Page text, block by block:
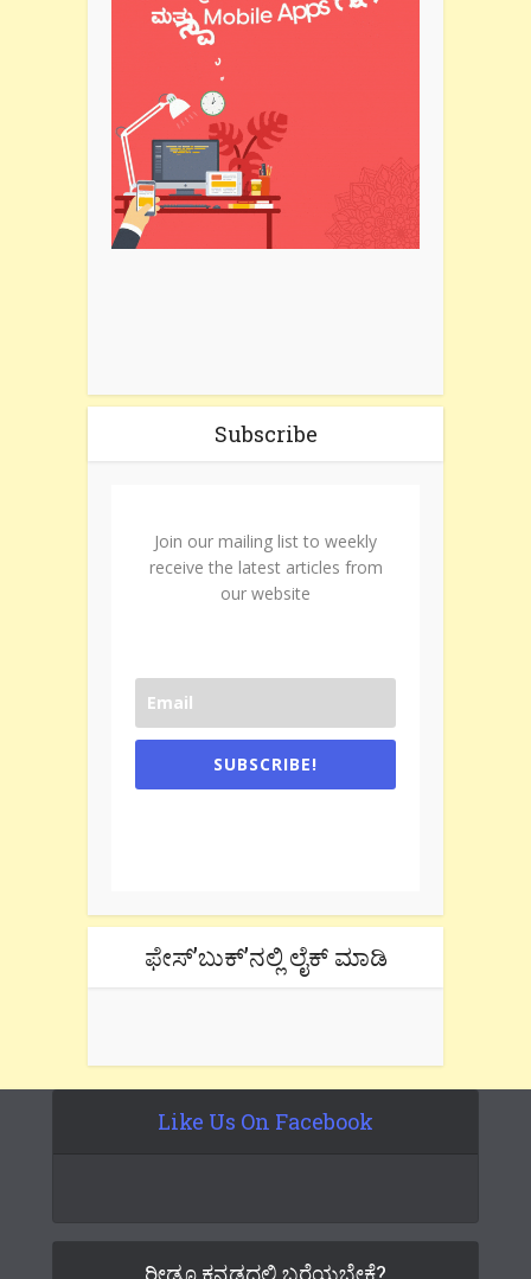
Subscribe
Join our mailing list to weekly
receive the latest articles from
our website
SUBSCRIBE!
ಫೇಸ್’ಬುಕ್’ನಲ್ಲಿ ಲೈಕ್ ಮಾಡಿ
Like Us On Facebook
ರೀಡೂ ಕನ್ನಡದಲ್ಲಿ ಬರೆಯಬೇಕೆ?